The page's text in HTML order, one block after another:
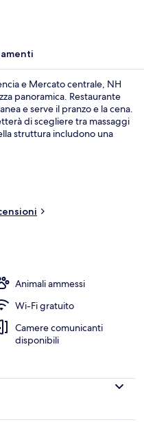
e Mercato centrale, NH
panoramica. Restaurante
e serve il pranzo e la cena.
di scegliere tra massaggi
struttura includono una
della struttura.
Stazione metro di Turia
La Fe a 13 min a piedi.
Animali ammessi
Wi-Fi gratuito
Camere comunicanti
disponibili